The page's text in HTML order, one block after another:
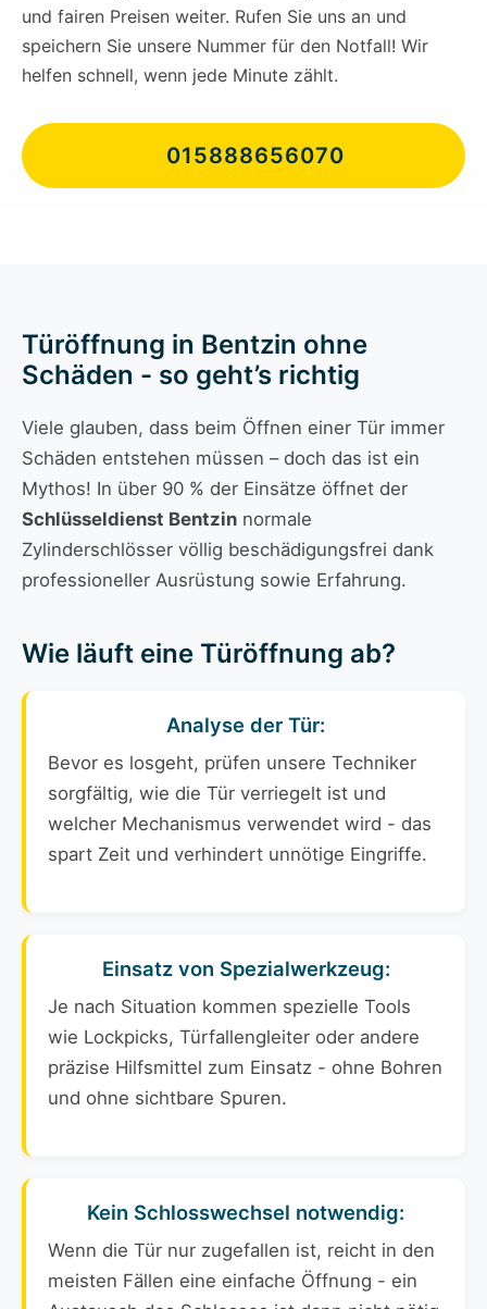
und fairen Preisen weiter. Rufen Sie uns an und
speichern Sie unsere Nummer für den Notfall! Wir
helfen schnell, wenn jede Minute zählt.
015888656070
Türöffnung in Bentzin ohne
Schäden - so geht’s richtig
Viele glauben, dass beim Öffnen einer Tür immer
Schäden entstehen müssen – doch das ist ein
Mythos! In über 90 % der Einsätze öffnet der
Schlüsseldienst Bentzin normale
Zylinderschlösser völlig beschädigungsfrei dank
professioneller Ausrüstung sowie Erfahrung.
Wie läuft eine Türöffnung ab?
Analyse der Tür:
Bevor es losgeht, prüfen unsere Techniker
sorgfältig, wie die Tür verriegelt ist und
welcher Mechanismus verwendet wird - das
spart Zeit und verhindert unnötige Eingriffe.
Einsatz von Spezialwerkzeug:
Je nach Situation kommen spezielle Tools
wie Lockpicks, Türfallengleiter oder andere
präzise Hilfsmittel zum Einsatz - ohne Bohren
und ohne sichtbare Spuren.
Kein Schlosswechsel notwendig:
Wenn die Tür nur zugefallen ist, reicht in den
meisten Fällen eine einfache Öffnung - ein